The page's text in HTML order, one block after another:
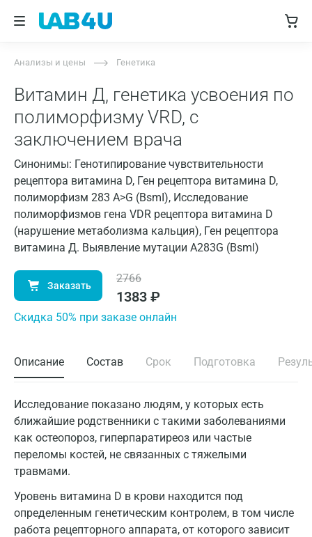
Анализы и цены Генетика
Витамин Д, генетика усвоения по
полиморфизму VRD, с
заключением врача
Синонимы: Генотипирование чувствительности
рецептора витамина D, Ген рецептора витамина D,
полиморфизм 283 A>G (BsmI), Исследование
полиморфизмов гена VDR рецептора витамина D
(нарушение метаболизма кальция), Ген рецептора
витамина Д. Выявление мутации A283G (BsmI)
Заказать
2766
1383 ₽
Cкидка 50% при заказе онлайн
Описание Состав Срок Подготовка
Исследование показано людям, у которых есть
ближайшие родственники с такими заболеваниями
как остеопороз, гиперпаратиреоз или частые
переломы костей, не связанных с тяжелыми
травмами.
Уровень витамина D в крови находится под
определенным генетическим контролем, в том числе
работа рецепторного аппарата, от которого зависит